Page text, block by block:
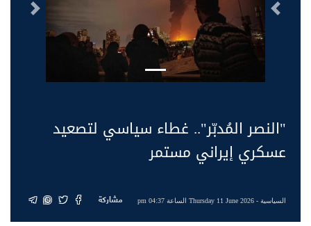
السابق التالى
"النصر المُدبّر".. غطاء سياسي لتصعيد
عسكري إيراني مستمر
السياسية- Thursday 11 June 2026 الساعة 04:37 pm مشاركة